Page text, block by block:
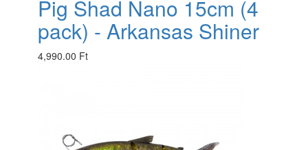
Pig Shad Nano 15cm (4
pack) - Arkansas Shiner
4,990.00 Ft